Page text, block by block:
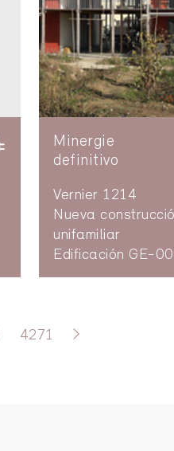
Minergie
definitivo
Vernier 1214
Nueva
unifamiliar
Edificación GE-
4271